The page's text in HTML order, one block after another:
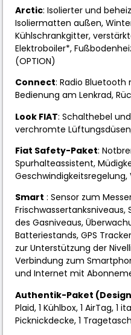
Arctic: Isolierter und
Isoliermatten außen,
Kühlschrankgitter,
Elektroboiler*,
(OPTION)
Connect: Radio
Bedienung am Lenkrad,
Look FIAT: Schalthebel
verchromte
Fiat Safety-Paket:
Spurhalteassistent,
Smart :Sensor zum
Frischwassertanksniveaus,
des Gasniveaus,
Batteriestands, GPS
zur Unterstützung der
Verbindung zum
und Internet mit
Authentik-Paket
Plaid, 1 Kühlbox, 1 AirTag, 1
Picknickdecke, 1